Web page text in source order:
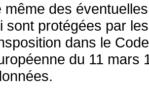
même des
sont protégées par
dans le
du 11 mars